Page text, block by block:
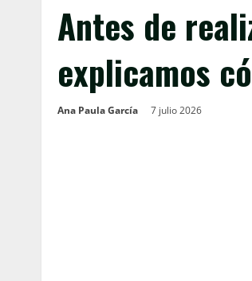
Antes de
explicamos
Ana Paula García 7 julio 2026